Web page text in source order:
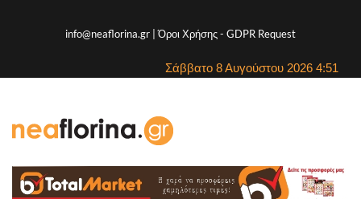
info@neaflorina.gr |Όροι Χρήσης- GDPR Request
Σάββατο 8 Αυγούστου 2026 4:51